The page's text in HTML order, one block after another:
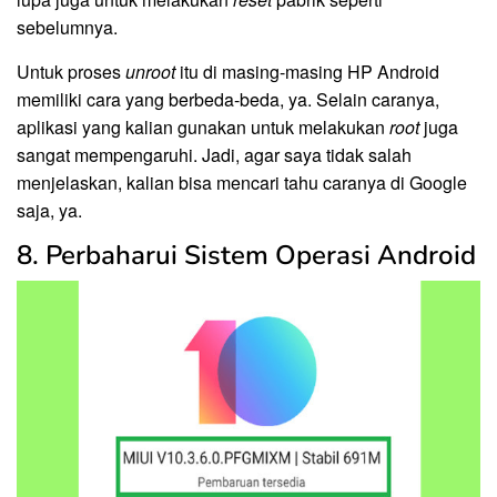
sebelumnya.
Untuk prosesunrootitu di masing-masing HP Android
memiliki cara yang berbeda-beda, ya. Selain caranya,
aplikasi yang kalian gunakan untuk melakukan rootjuga
sangat mempengaruhi. Jadi, agar saya tidak salah
menjelaskan, kalian bisa mencari tahu caranya di Google
saja, ya.
8. Perbaharui Sistem Operasi Android